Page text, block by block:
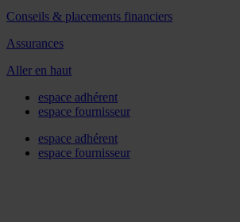
Conseils & placements financiers
Assurances
Aller en haut
espace adhérent
espace fournisseur
espace adhérent
espace fournisseur